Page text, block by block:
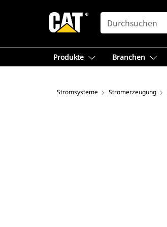
SEARCH
Produkte Branchen
Stromsysteme Stromerzeugung